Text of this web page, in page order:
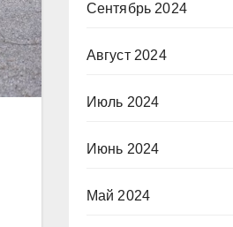
Сентябрь 2024
Август 2024
Июль 2024
Июнь 2024
Май 2024